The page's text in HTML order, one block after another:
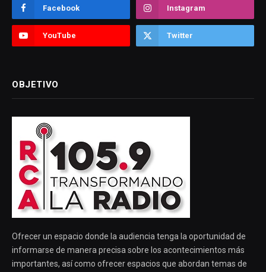
Facebook Instagram
YouTube Twitter
OBJETIVO
Ofrecer un espacio donde la audiencia tenga la oportunidad de
informarse de manera precisa sobre los acontecimientos más
importantes, así como ofrecer espacios que abordan temas de